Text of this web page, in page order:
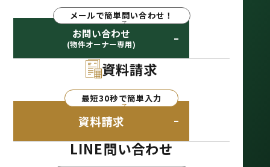
メールで簡単問い合わせ！
お問い合わせ
(物件オーナー専用)
資料請求
最短30秒で簡単入力
資料請求
LINE問い合わせ